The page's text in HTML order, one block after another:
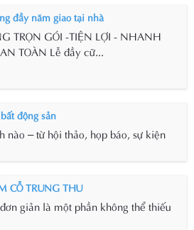
đầy năm giao tại nhà
TRỌN GÓI -TIỆN LỢI - NHANH
TOÀN Lễ đầy cữ...
động sản
nào – từ hội thảo, họp báo, sự kiện
CỖ TRUNG THU
giản là một phần không thể thiếu